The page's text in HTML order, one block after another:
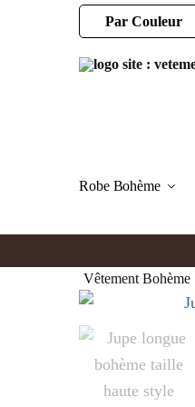
Par Couleur
Robe Bohème
Vêtement Bohème